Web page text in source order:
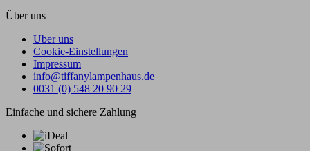
Über uns
Uber uns
Cookie-Einstellungen
Impressum
info@tiffanylampenhaus.de
0031 (0) 548 20 90 29
Einfache und sichere Zahlung